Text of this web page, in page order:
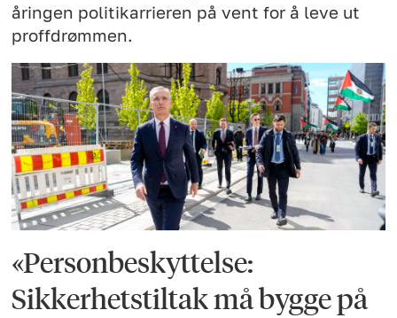
åringen politikarrieren på vent for å leve ut
proffdrømmen.
«Personbeskyttelse:
Sikkerhetstiltak må bygge på